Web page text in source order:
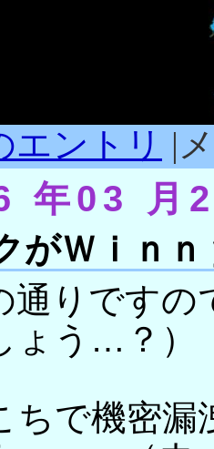
エントリ |
年03 月
がＷｉｎ
通りですの
ょう…？）
ちで機密漏